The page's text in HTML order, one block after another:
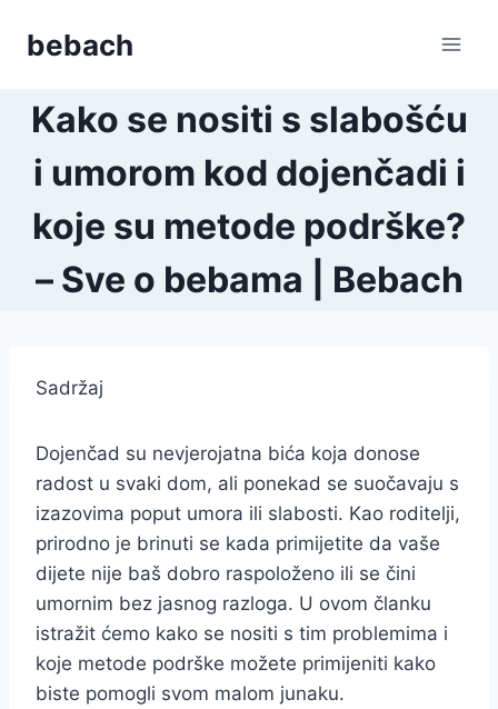
bebach
Kako se nositi s slabošću
i umorom kod dojenčadi i
koje su metode podrške?
– Sve o bebama | Bebach
Sadržaj
Dojenčad su nevjerojatna bića koja donose
radost u svaki dom, ali ponekad se suočavaju s
izazovima poput umora ili slabosti. Kao roditelji,
prirodno je brinuti se kada primijetite da vaše
dijete nije baš dobro raspoloženo ili se čini
umornim bez jasnog razloga. U ovom članku
istražit ćemo kako se nositi s tim problemima i
koje metode podrške možete primijeniti kako
biste pomogli svom malom junaku.